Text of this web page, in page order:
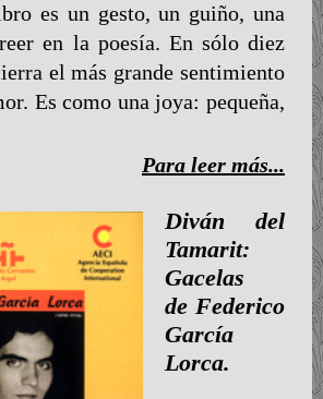
es un gesto, un guiño, una
en la poesía. En sólo diez
el más grande sentimiento
Es como una joya: pequeña,
Para leer más...
Diván del
Tamarit:
Gacelas
de Federico
García
Lorca.